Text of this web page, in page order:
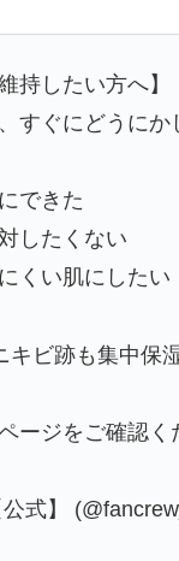
持したい方へ】
すぐにどうにか
できた
したくない
くい肌にしたい
ビ跡も集中保
ージをご確認く
式】